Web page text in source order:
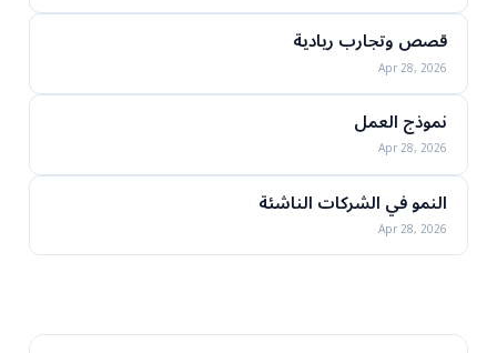
قصص وتجارب ريادية
Apr 28, 2026
نموذج العمل
Apr 28, 2026
النمو في الشركات الناشئة
Apr 28, 2026